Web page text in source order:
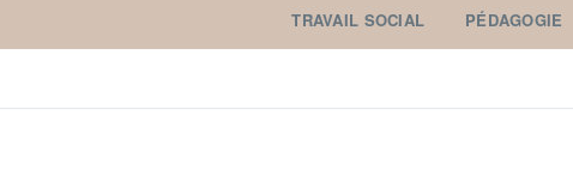
TRAVAIL SOCIAL PÉDAGOGIE